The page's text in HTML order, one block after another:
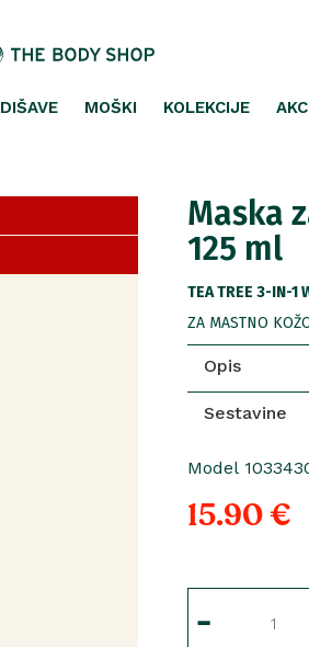
DIŠAVE MOŠKI KOLEKCIJE
Maska
125 ml
TEA TREE 3-IN-1
ZA MASTNO
Opis
Sestavine
Model
15.90 €